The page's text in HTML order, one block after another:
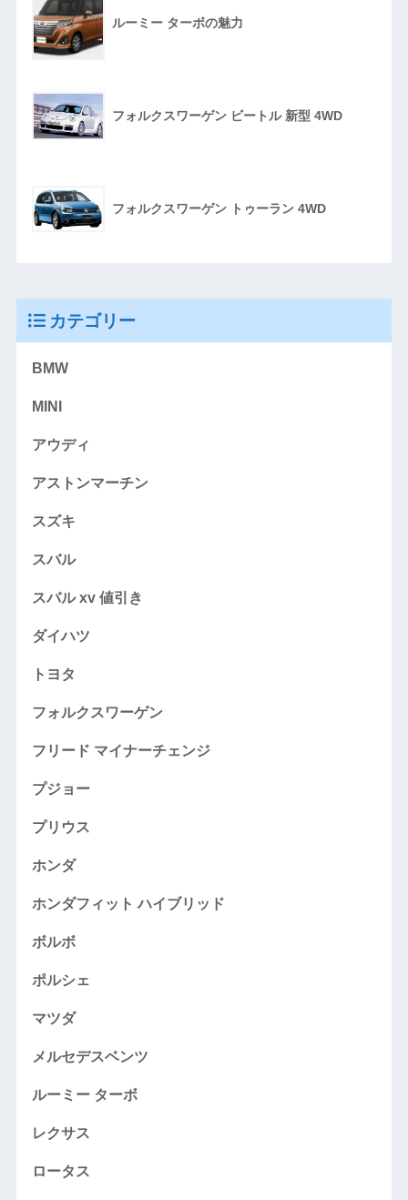
ルーミー ターボの魅力
フォルクスワーゲン ビートル 新型 4WD
フォルクスワーゲン トゥーラン 4WD
カテゴリー
BMW
MINI
アウディ
アストンマーチン
スズキ
スバル
スバル xv 値引き
ダイハツ
トヨタ
フォルクスワーゲン
フリード マイナーチェンジ
プジョー
プリウス
ホンダ
ホンダフィット ハイブリッド
ボルボ
ポルシェ
マツダ
メルセデスベンツ
ルーミー ターボ
レクサス
ロータス